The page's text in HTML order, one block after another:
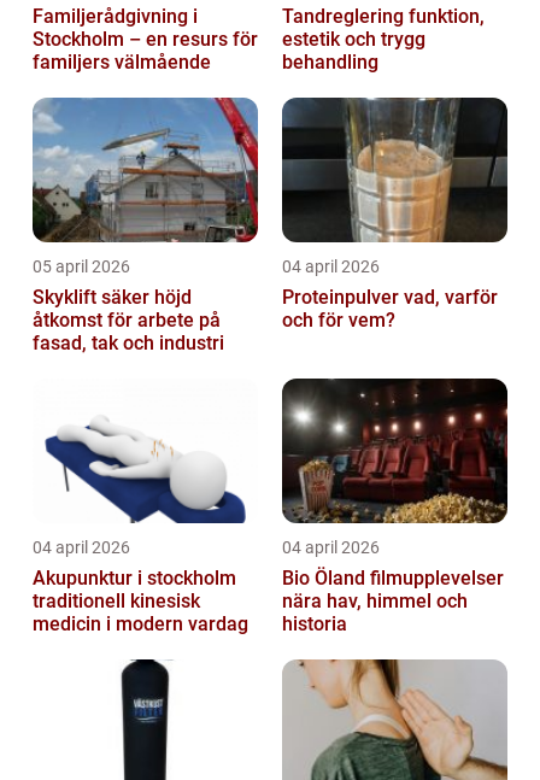
Familjerådgivning i
Stockholm – en resurs för
familjers välmående
Tandreglering funktion,
estetik och trygg
behandling
05 april 2026
Skyklift säker höjd
åtkomst för arbete på
fasad, tak och industri
04 april 2026
Proteinpulver vad, varför
och för vem?
04 april 2026
Akupunktur i stockholm
traditionell kinesisk
medicin i modern vardag
04 april 2026
Bio Öland filmupplevelser
nära hav, himmel och
historia